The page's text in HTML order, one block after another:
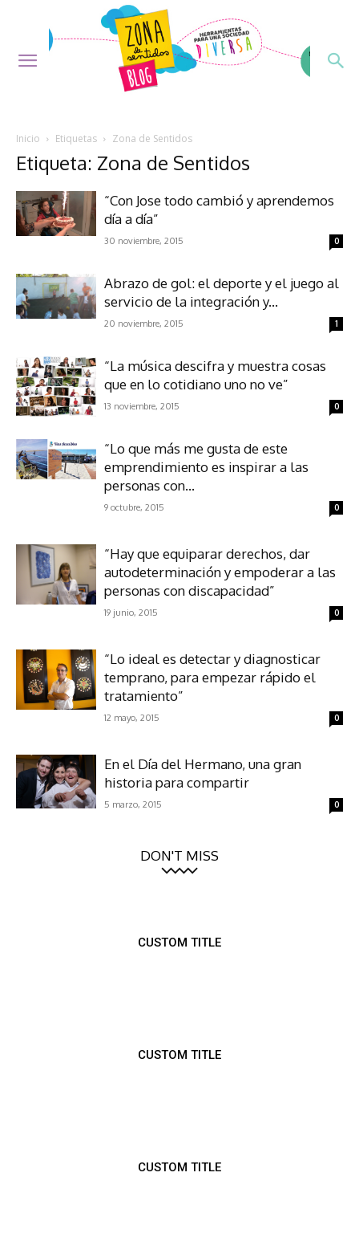
Inicio Etiquetas Zona de Sentidos
Etiqueta: Zona de Sentidos
“Con Jose todo cambió y aprendemos
día a día”
30 noviembre, 2015 0
Abrazo de gol: el deporte y el juego al
servicio de la integración y...
20 noviembre, 2015 1
“La música descifra y muestra cosas
que en lo cotidiano uno no ve”
13 noviembre, 2015 0
“Lo que más me gusta de este
emprendimiento es inspirar a las
personas con...
9 octubre, 2015 0
“Hay que equiparar derechos, dar
autodeterminación y empoderar a las
personas con discapacidad”
19 junio, 2015 0
“Lo ideal es detectar y diagnosticar
temprano, para empezar rápido el
tratamiento”
12 mayo, 2015 0
En el Día del Hermano, una gran
historia para compartir
5 marzo, 2015 0
DON'T MISS
CUSTOM TITLE
CUSTOM TITLE
CUSTOM TITLE